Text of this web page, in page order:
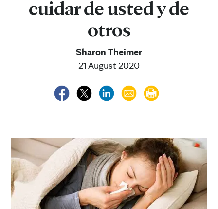
cuidar de usted y de
otros
Sharon Theimer
21 August 2020